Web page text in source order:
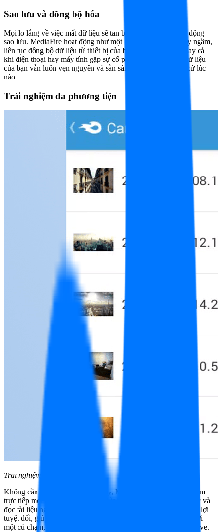
Sao lưu và đồng bộ hóa
Mọi lo lắng về việc mất dữ liệu sẽ tan biến nhờ tính năng tự động
sao lưu. MediaFire hoạt động như một "két sắt an toàn" chạy ngầm,
liên tục đồng bộ dữ liệu từ thiết bị của bạn lên đám mây. Ngay cả
khi điện thoại hay máy tính gặp sự cố phần cứng, kho báu dữ liệu
của bạn vẫn luôn vẹn nguyên và sẵn sàng để khôi phục bất cứ lúc
nào.
Trải nghiệm đa phương tiện
Trải nghiệm đa phương tiện
Không cần tốn thời gian tải về máy, MediaFire cho phép bạn xem
trực tiếp mọi định dạng tệp tin từ hình ảnh, video đến nghe nhạc và
đọc tài liệu ngay trên ứng dụng. Tính năng này mang lại sự tiện lợi
tuyệt đối, giúp bạn nhanh chóng kiểm tra nội dung tệp tin chỉ với
một cú chạm, tương tự như trải nghiệm cao cấp trên Google Drive.